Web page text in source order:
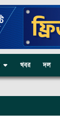
খবর দল